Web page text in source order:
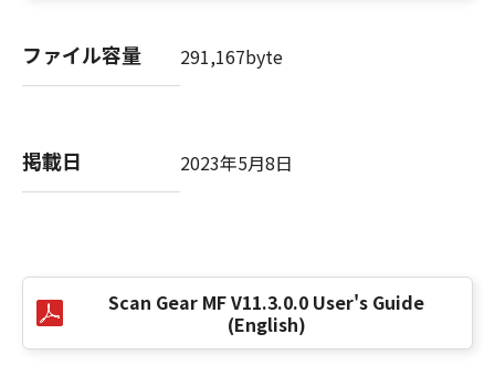
(3) お客様が本契約書のいずれかの条項に違反
した場合、本契約書は直ちに終了します。
(4) お客様は、上記(3)によって本契約書が終了
のとします。
(5) 上記にかかわらず、本契約書第2条、第4条
９．U.S. GOVERNMENT RESTRICTED RIGHTS
NOTICE
“米国政府エンドユーザー”とは、米国政府の機
ファイル容量 291,167byte
掲載日 2023年5月8日
Scan Gear MF V11.3.0.0 User's Guide
(English)